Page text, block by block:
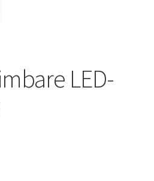
LED-